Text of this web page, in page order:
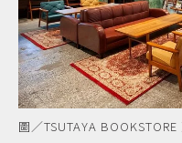
圖／TSUTAYA